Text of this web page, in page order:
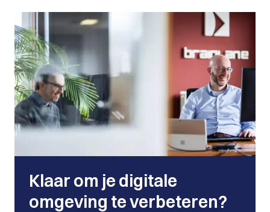
Klaar om je digitale
omgeving te verbeteren?